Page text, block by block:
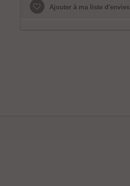
Ajouter à ma liste d'envies